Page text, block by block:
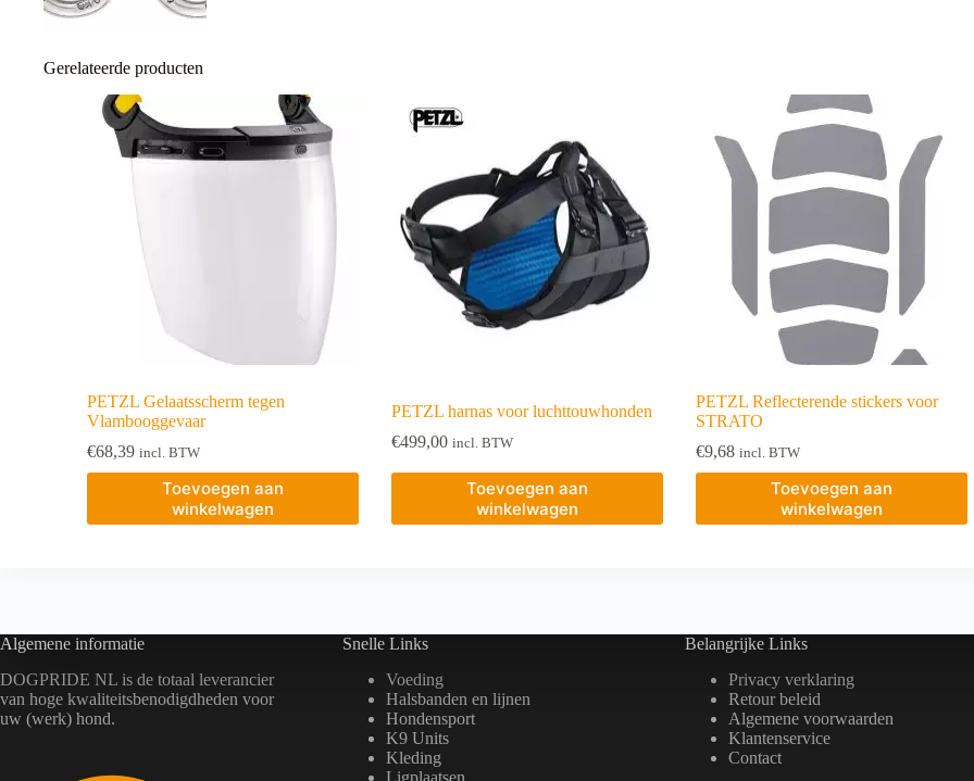
Gerelateerde producten
PETZL Gelaatsscherm tegen
Vlambooggevaar
€68,39 incl. BTW
Toevoegen aan
winkelwagen
PETZL harnas voor luchttouwhonden
€499,00 incl. BTW
Toevoegen aan
winkelwagen
PETZL Reflecterende stickers voor
STRATO
€9,68 incl. BTW
Toevoegen aan
winkelwagen
Algemene informatie
DOGPRIDE NL is de totaal leverancier
van hoge kwaliteitsbenodigdheden voor
uw (werk) hond.
Snelle Links
Voeding
Halsbanden en lijnen
Hondensport
K9 Units
Kleding
Ligplaatsen
Belangrijke Links
Privacy verklaring
Retour beleid
Algemene voorwaarden
Klantenservice
Contact